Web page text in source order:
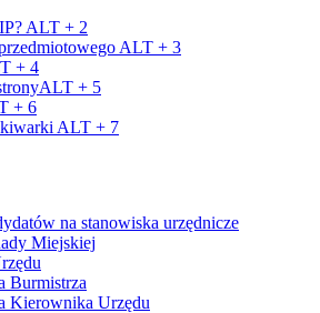
ALT + 2
ALT + 3
+ 4
ALT + 5
+ 6
ALT + 7
na stanowiska urzędnicze
Miejskiej
Burmistrza
Kierownika Urzędu